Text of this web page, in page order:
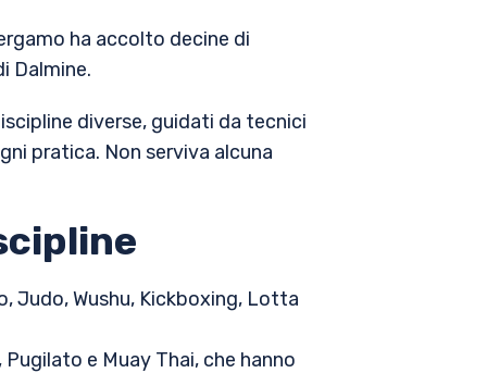
ha accolto decine di
Dalmine.
diverse, guidati da tecnici
pratica. Non serviva alcuna
Judo, Wushu, Kickboxing, Lotta
e Muay Thai, che hanno